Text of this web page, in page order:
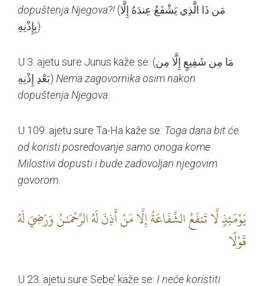
dopuštenja Njegova?! (مَن ذَا الَّذِي يَشْفَعُ عِندَهُ إِلَّا
بِإِذْنِهِ)
U 3. ajetu sure Junus kaže se: (مَا مِن شَفِيعٍ إِلَّا مِن
بَعْدِ إِذْنِهِ) Nema zagovornika osim nakon
dopuštenja Njegova
U 109. ajetu sure Ta-Ha kaže se: Toga dana bit će
od koristi posredovanje samo onoga kome
Milostivi dopusti i bude zadovoljan njegovim
govorom
يَوْمَئِذٍ لَّا تَنفَعُ الشَّفَاعَةُ إِلَّا مَنْ أَذِنَ لَهُ الرَّحْمَـٰنُ وَرَضِيَ لَهُ
قَوْلًا
U 23. ajetu sure Sebe’ kaže se: I neće koristiti